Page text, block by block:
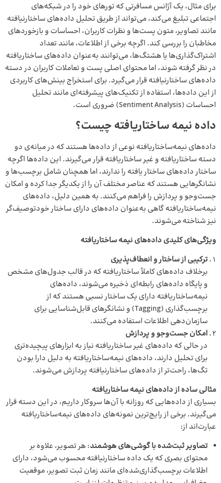
برای مثال، یک آژانس مسافرتی که تورهای خود را در شبکه‌های
اجتماعی تبلیغ می‌کند، می‌تواند از طریق تحلیل داده‌های ساختارنیافته
مانند تصاویر، متون پست‌ها و نظرات کاربران، احساسات و بازخوردهای
مخاطبان را بررسی کند. اگرچه برخی از اطلاعات، مانند تعداد
اشتراک‌گذاری‌ها یا هشتگ‌ها، می‌توانند به‌عنوان داده‌های ساختاریافته
در نظر گرفته شوند، اما محتوای اصلی پست و تعاملات کاربران در دسته
داده‌های ساختارنیافته قرار می‌گیرد. برای استخراج بینش‌های کاربردی
از این داده‌ها، استفاده از تکنیک‌های پیشرفته‌ای مانند تحلیل
احساسات (Sentiment Analysis) ضروری است.
داده نیمه‌ ساختاریافته چیست؟
داده‌های نیمه‌ساختاریافته نوعی از داده‌ها هستند که در میانه‌ی دو
دسته ساختاریافته و غیر ساختاریافته قرار می‌گیرند. این داده‌ها اگرچه
ساختار داده‌های ساختار یافته را ندارند، اما همچنان شامل برچسب‌ها و
نشانگرهایی هستند که عناصر مختلف آن را از یکدیگر جدا کرده و امکان
جست‌وجو و پردازش را فراهم می‌کنند. به همین دلیل، داده‌های
نیمه‌ساختاریافته گاهی به‌عنوان داده‌های دارای ساختار خودتوصیف‌گر
نیز شناخته می‌شوند.
ویژگی‌های کلیدی داده‌های نیمه‌ ساختاریافته
ترکیبی از ساختار و انعطاف‌پذیری
برخلاف داده‌های کاملاً ساختاریافته که در قالب جدول‌های مشخص
و پایگاه داده‌های رابطه‌ای ذخیره می‌شوند، داده‌های
نیمه‌ساختاریافته دارای یک ساختار نسبی هستند که از
برچسب‌گذاری (Tagging) و نشانگرهای قابل‌شناسایی برای
سازمان‌دهی اطلاعات استفاده می‌کنند.
امکان جست‌وجو و پردازش
در حالی که داده‌های غیر ساختاریافته نیاز به ابزارهای پیچیده‌تری
برای تحلیل دارند، داده‌های نیمه‌ساختاریافته به دلیل دارا بودن
تگ‌ها، راحت‌تر از داده‌های ساختارنیافته پردازش می‌شوند.
مثالی ساده از داده‌های نیمه ساختاریافته
بسیاری از داده‌هایی که روزانه با آن‌ها سروکار داریم، در این دسته قرار
می‌گیرند. برخی از رایج‌ترین نمونه‌های داده‌های نیمه‌ساختاریافته
عبارت‌اند از:
تصاویر ثبت‌شده با گوشی‌های هوشمند: هر تصویر، علاوه بر
محتوای بصری که یک داده ساختارنیافته محسوب می‌شود، دارای
اطلاعات برچسب‌گذاری‌شده‌ای مانند زمان ثبت تصویر، موقعیت